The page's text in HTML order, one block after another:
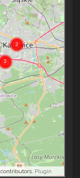
contributors. Plugin